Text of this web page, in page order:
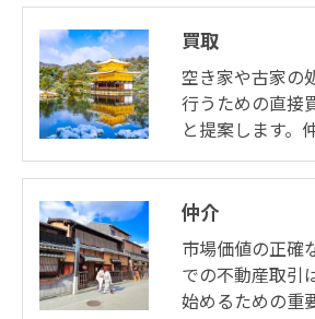
買取
空き家や古家の
行うための直接
と提案します。
仲介
市場価値の正確
での不動産取引
始めるための重